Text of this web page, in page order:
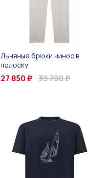
Льняные брюки чинос в
полоску
27 850 ₽ 39 780 ₽